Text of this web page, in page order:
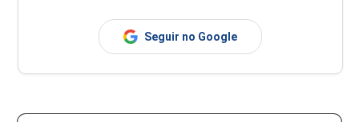
Seguir no Google